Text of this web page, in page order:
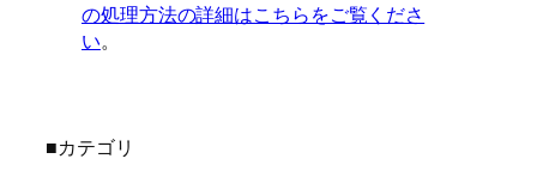
の処理方法の詳細はこちらをご覧くださ
い。
■カテゴリ